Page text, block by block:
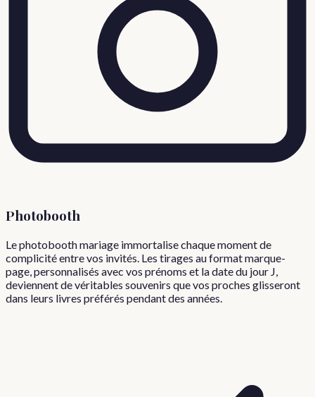
Photobooth
Le photobooth mariage immortalise chaque moment de
complicité entre vos invités. Les tirages au format marque-
page, personnalisés avec vos prénoms et la date du jour J,
deviennent de véritables souvenirs que vos proches glisseront
dans leurs livres préférés pendant des années.